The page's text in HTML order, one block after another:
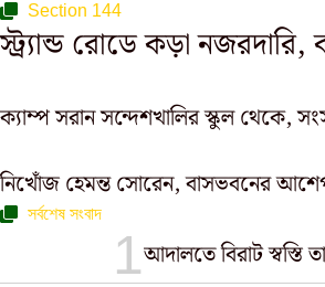
Section 144
স্ট্র্যান্ড রোডে কড়া নজরদারি,
ক্যাম্প সরান সন্দেশখালির স্কুল থেকে,
নিখোঁজ হেমন্ত সোরেন, বাসভবনের
সর্বশেষ সংবাদ
আদালতে বিরাট স্বস্তি